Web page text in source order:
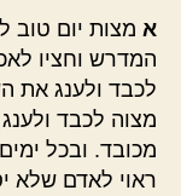
א מצות יום טוב
המדרש וחציו
לכבד ולענג את
מצוה לכבד
מכובד. ובכל
ראוי לאדם שלא